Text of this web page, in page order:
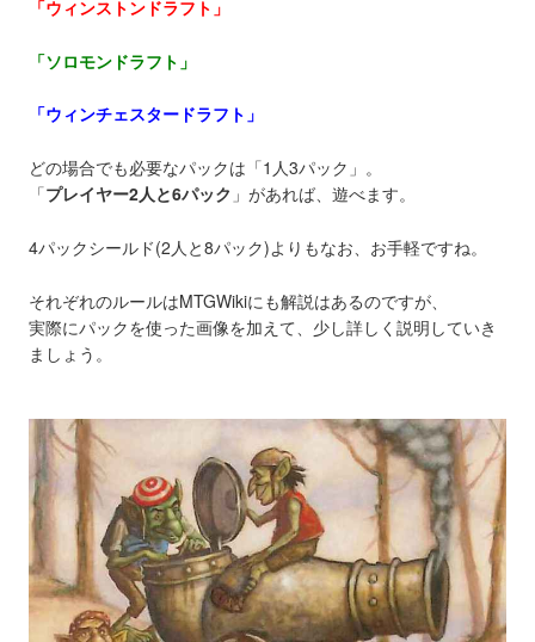
「ウィンストンドラフト」
「ソロモンドラフト」
「ウィンチェスタードラフト」
どの場合でも必要なパックは「1人3パック」。
「プレイヤー2人と6パック 」 があれば、遊べます。
4パックシールド(2人と8パック)よりもなお、お手軽ですね。
それぞれのルールはMTGWikiにも解説はあるのですが、
実際にパックを使った画像を加えて、少し詳しく説明していき
ましょう。